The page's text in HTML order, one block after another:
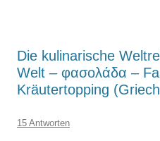
Die kulinarische
Welt – φασολάδα –
Kräutertopping
15 Antworten